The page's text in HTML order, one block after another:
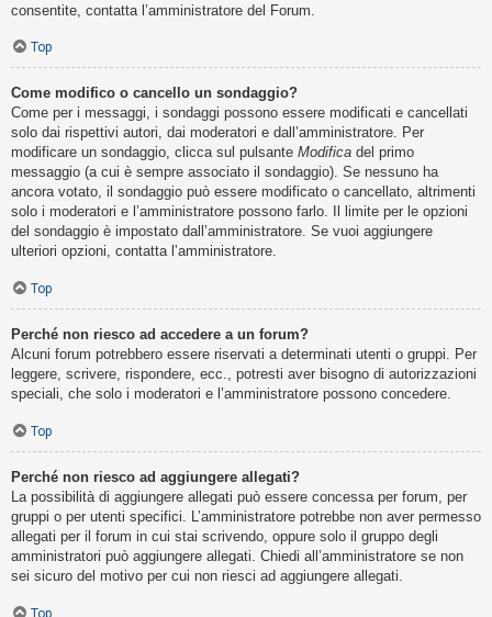
consentite, contatta l’amministratore del Forum.
Top
Come modifico o cancello un sondaggio?
Come per i messaggi, i sondaggi possono essere modificati e cancellati
solo dai rispettivi autori, dai moderatori e dall’amministratore. Per
modificare un sondaggio, clicca sul pulsante Modifica del primo
messaggio (a cui è sempre associato il sondaggio). Se nessuno ha
ancora votato, il sondaggio può essere modificato o cancellato, altrimenti
solo i moderatori e l’amministratore possono farlo. Il limite per le opzioni
del sondaggio è impostato dall’amministratore. Se vuoi aggiungere
ulteriori opzioni, contatta l’amministratore.
Top
Perché non riesco ad accedere a un forum?
Alcuni forum potrebbero essere riservati a determinati utenti o gruppi. Per
leggere, scrivere, rispondere, ecc., potresti aver bisogno di autorizzazioni
speciali, che solo i moderatori e l’amministratore possono concedere.
Top
Perché non riesco ad aggiungere allegati?
La possibilità di aggiungere allegati può essere concessa per forum, per
gruppi o per utenti specifici. L’amministratore potrebbe non aver permesso
allegati per il forum in cui stai scrivendo, oppure solo il gruppo degli
amministratori può aggiungere allegati. Chiedi all’amministratore se non
sei sicuro del motivo per cui non riesci ad aggiungere allegati.
Top